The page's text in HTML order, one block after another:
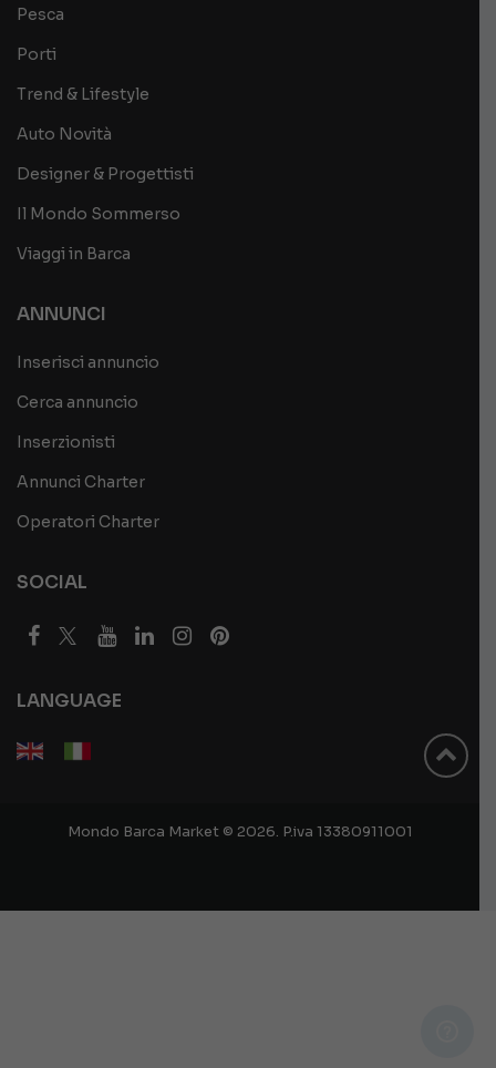
Pesca
Porti
Trend & Lifestyle
Auto Novità
Designer & Progettisti
Il Mondo Sommerso
Viaggi in Barca
ANNUNCI
Inserisci annuncio
Cerca annuncio
Inserzionisti
Annunci Charter
Operatori Charter
SOCIAL
LANGUAGE
Mondo Barca Market © 2026. P.iva 13380911001